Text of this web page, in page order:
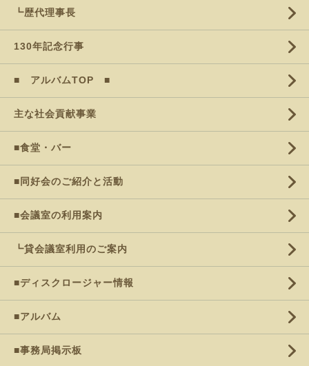
┗歴代理事長
130年記念行事
■ アルバムTOP ■
主な社会貢献事業
■食堂・バー
■同好会のご紹介と活動
■会議室の利用案内
┗貸会議室利用のご案内
■ディスクロージャー情報
■アルバム
■事務局掲示板